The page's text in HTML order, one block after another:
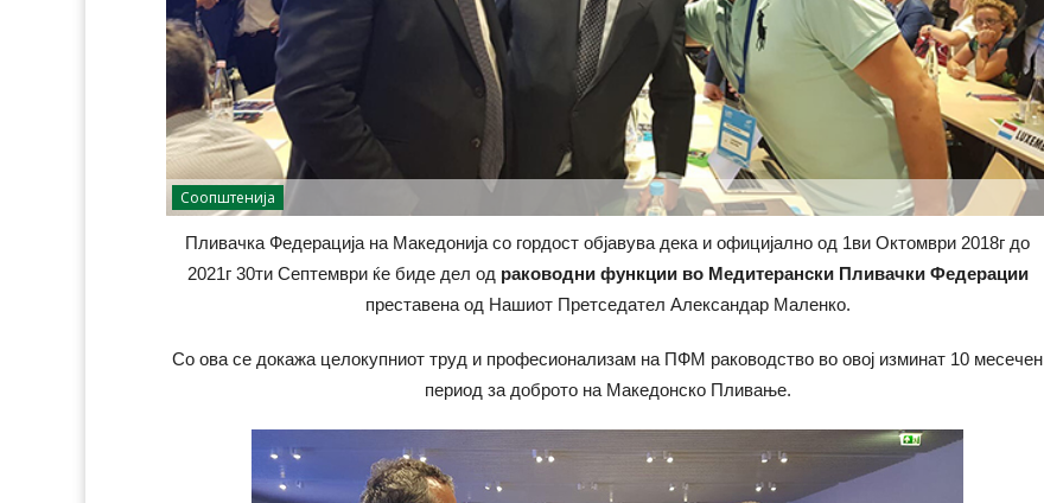
Соопштенија
Пливачка Федерација на Македонија со гордост објавува дека и официјално од 1ви Октомври 2018г до
2021г 30ти Септември ќе биде дел од раководни функции во Медитерански Пливачки Федерации
преставена од Нашиот Претседател Александар Маленко.
Со ова се докажа целокупниот труд и професионализам на ПФМ раководство во овој изминат 10 месечен
период за доброто на Македонско Пливање.